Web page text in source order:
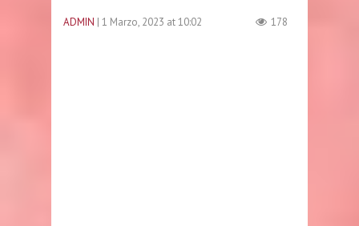
ADMIN | 1 Marzo, 2023 at 10:02 178